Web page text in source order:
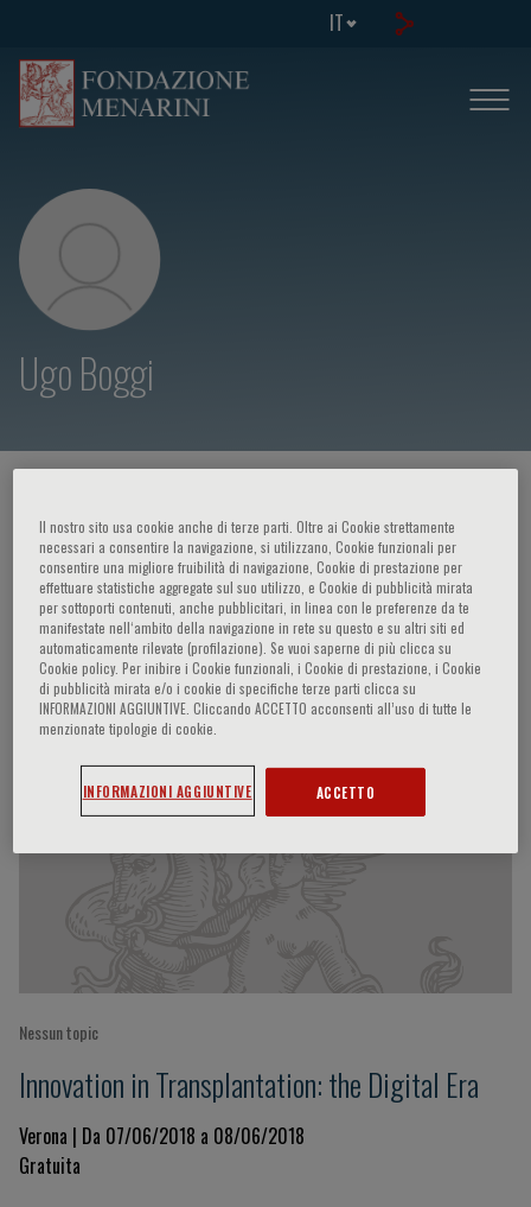
IT
Ugo Boggi
Ugo Boggi
Partecipazioni del relatore
Nessun topic
Innovation in Transplantation: the Digital Era
Verona | Da 07/06/2018 a 08/06/2018
Gratuita
Il nostro sito usa cookie anche di terze parti. Oltre ai Cookie strettamente
necessari a consentire la navigazione, si utilizzano, Cookie funzionali per
consentire una migliore fruibilità di navigazione, Cookie di prestazione per
effettuare statistiche aggregate sul suo utilizzo, e Cookie di pubblicità mirata
per sottoporti contenuti, anche pubblicitari, in linea con le preferenze da te
manifestate nell‘ambito della navigazione in rete su questo e su altri siti ed
automaticamente rilevate (profilazione). Se vuoi saperne di più clicca su
Cookie policy. Per inibire i Cookie funzionali, i Cookie di prestazione, i Cookie
di pubblicità mirata e/o i cookie di specifiche terze parti clicca su
INFORMAZIONI AGGIUNTIVE. Cliccando ACCETTO acconsenti all’uso di tutte le
menzionate tipologie di cookie.
INFORMAZIONI AGGIUNTIVE ACCETTO